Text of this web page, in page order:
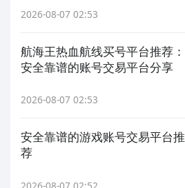
2026-08-07 02:53
航海王热血航线买号平台推荐：
安全靠谱的账号交易平台分享
2026-08-07 02:53
安全靠谱的游戏账号交易平台推
荐
2026-08-07 02:52